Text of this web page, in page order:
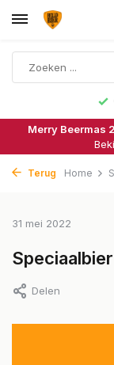
Merry Beermas
Terug Home
31 mei 2022
Delen